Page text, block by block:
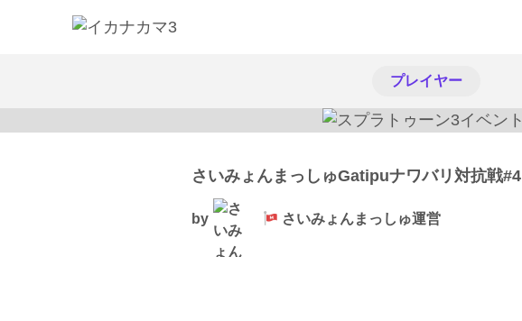
プレイヤー
さいみょんまっしゅGatipuナワバリ対抗戦#4
by さいみょんまっしゅ運営